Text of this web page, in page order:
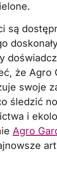
są
że Agro
swoje
śledzić
i
Agro